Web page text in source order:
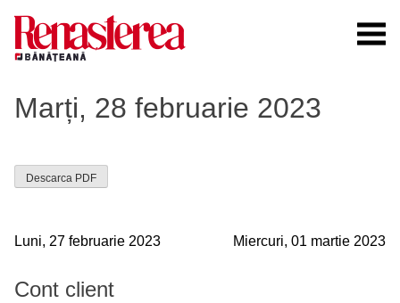
content
Marți, 28 februarie 2023
Descarca PDF
Navigare
în
Luni, 27 februarie 2023 Miercuri, 01 martie 2023
Cont client